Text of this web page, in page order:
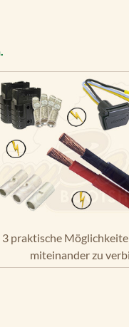
3 praktische
miteinander zu